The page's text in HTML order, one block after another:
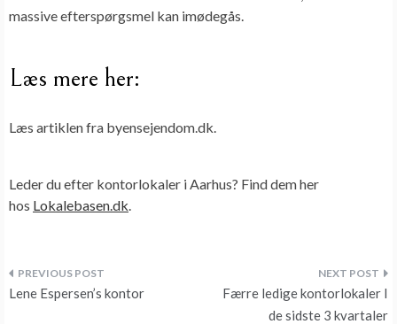
massive efterspørgsmel kan imødegås.
Læs mere her:
Læs artiklen fra byensejendom.dk.
Leder du efter kontorlokaler i Aarhus? Find dem her
hos Lokalebasen.dk.
Indlægsnavigation
Lene Espersen’s kontor
Færre ledige kontorlokaler I
de sidste 3 kvartaler